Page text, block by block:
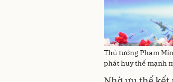
Thủ tướng Phạm
phát huy thế mạnh